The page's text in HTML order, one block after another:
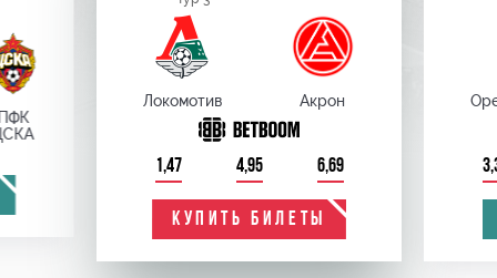
Локомотив Акрон
1,47 4,95 6,69
КУПИТЬ БИЛЕТЫ